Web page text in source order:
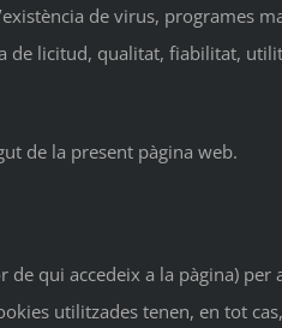
de virus, programes
de licitud, qualitat, fiabilitat,
de la present pàgina web.
qui accedeix a la pàgina)
utilitzades tenen, en tot